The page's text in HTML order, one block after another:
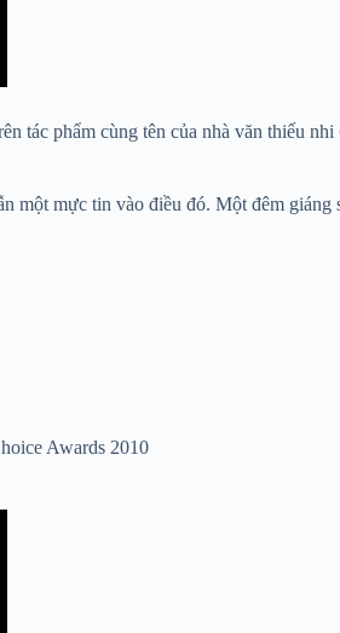
tác phẩm cùng tên của nhà văn thiếu nhi
mực tin vào điều đó. Một đêm
Awards 2010